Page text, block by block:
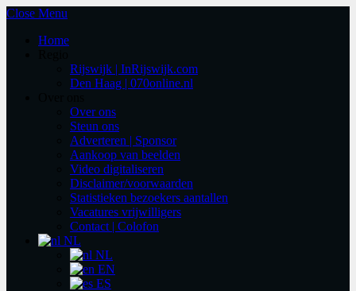
Close Menu
Home
Rijswijk | InRijswijk.com
Den Haag | 070online.nl
Over ons
Steun ons
Adverteren | Sponsor
Aankoop van beelden
Video digitaliseren
Disclaimer/voorwaarden
Statistieken bezoekers aantallen
Vacatures vrijwilligers
Contact | Colofon
NL
NL
EN
ES